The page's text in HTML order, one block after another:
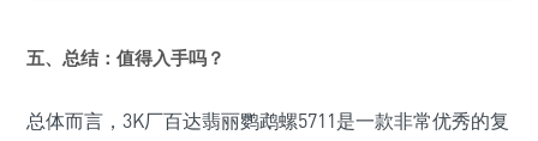
五、总结：值得入手吗？
总体而言，3K厂百达翡丽鹦鹉螺5711是一款非常优秀的复